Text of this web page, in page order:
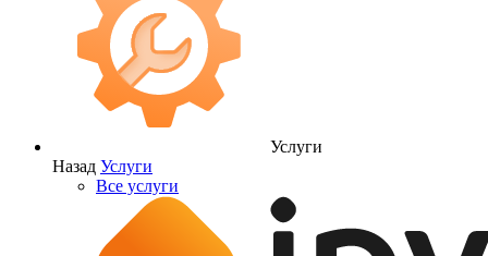
Услуги
Назад Услуги
Все услуги